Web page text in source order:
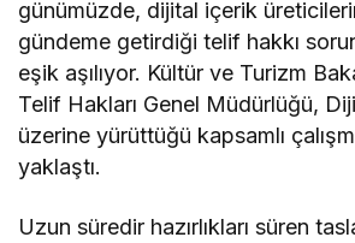
günümüzde, dijital içerik
gündeme getirdiği telif hakkı
eşik aşılıyor. Kültür ve Turizm
Telif Hakları Genel Müdürlüğü,
üzerine yürüttüğü kapsamlı
yaklaştı.
Uzun süredir hazırlıkları süren